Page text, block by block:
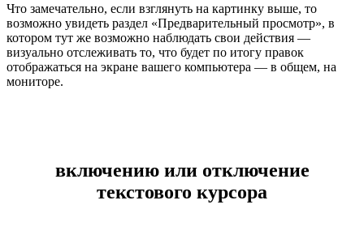
Что замечательно, если взглянуть на картинку выше, то
возможно увидеть раздел «Предварительный просмотр», в
котором тут же возможно наблюдать свои действия —
визуально отслеживать то, что будет по итогу правок
отображаться на экране вашего компьютера — в общем, на
мониторе.
включению или отключение
текстового курсора